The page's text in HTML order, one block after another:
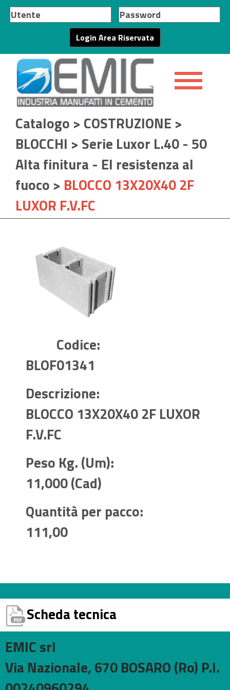
Catalogo > COSTRUZIONE >
BLOCCHI > Serie Luxor L.40 - 50
Alta finitura - EI resistenza al
fuoco > BLOCCO 13X20X40 2F
LUXOR F.V.FC
Codice:
BLOF01341
Descrizione:
BLOCCO 13X20X40 2F LUXOR
F.V.FC
Peso Kg. (Um):
11,000 (Cad)
Quantità per pacco:
111,00
Scheda tecnica
EMIC srl
Via Nazionale, 670 BOSARO (Ro) P.I.